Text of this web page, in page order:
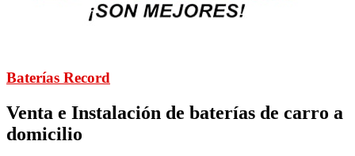
Baterías Record
Venta e Instalación de baterías de carro a
domicilio